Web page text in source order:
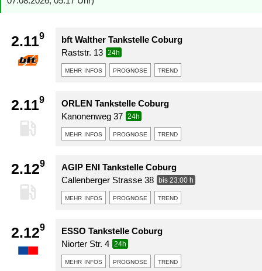
2.119
bft Walther Tankstelle Coburg
Raststr. 13
24h
mehr infos prognose trend
2.119
ORLEN Tankstelle Coburg
Kanonenweg 37
24h
mehr infos prognose trend
2.129
AGIP ENI Tankstelle Coburg
Callenberger Strasse 38
bis 23:00 h
mehr infos prognose trend
2.129
ESSO Tankstelle Coburg
Niorter Str. 4
24h
mehr infos prognose trend